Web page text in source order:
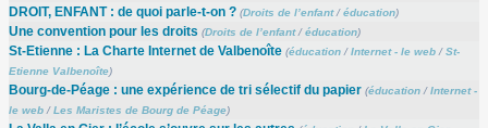
DROIT, ENFANT : de quoi parle-t-on ? (Droits de l’enfant/éducation)
Une convention pour les droits (Droits de l’enfant/éducation)
St-Etienne : La Charte Internet de Valbenoîte (éducation/Internet - le web/St-
Etienne Valbenoîte)
Bourg-de-Péage : une expérience de tri sélectif du papier (éducation/Internet -
le web/Les Maristes de Bourg de Péage)